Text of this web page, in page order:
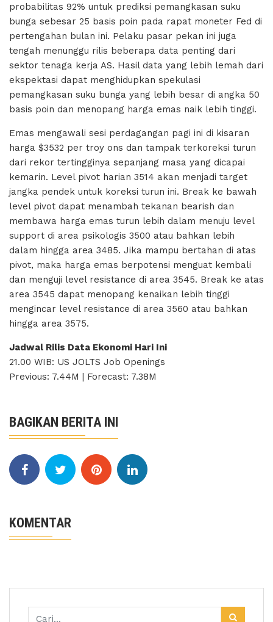
probabilitas 92% untuk prediksi pemangkasan suku
bunga sebesar 25 basis poin pada rapat moneter Fed di
pertengahan bulan ini. Pelaku pasar pekan ini juga
tengah menunggu rilis beberapa data penting dari
sektor tenaga kerja AS. Hasil data yang lebih lemah dari
ekspektasi dapat menghidupkan spekulasi
pemangkasan suku bunga yang lebih besar di angka 50
basis poin dan menopang harga emas naik lebih tinggi.
Emas mengawali sesi perdagangan pagi ini di kisaran
harga $3532 per troy ons dan tampak terkoreksi turun
dari rekor tertingginya sepanjang masa yang dicapai
kemarin. Level pivot harian 3514 akan menjadi target
jangka pendek untuk koreksi turun ini. Break ke bawah
level pivot dapat menambah tekanan bearish dan
membawa harga emas turun lebih dalam menuju level
support di area psikologis 3500 atau bahkan lebih
dalam hingga area 3485. Jika mampu bertahan di atas
pivot, maka harga emas berpotensi menguat kembali
dan menguji level resistance di area 3545. Break ke atas
area 3545 dapat menopang kenaikan lebih tinggi
mengincar level resistance di area 3560 atau bahkan
hingga area 3575.
Jadwal Rilis Data Ekonomi Hari Ini
21.00 WIB: US JOLTS Job Openings
Previous: 7.44M | Forecast: 7.38M
BAGIKAN BERITA INI
KOMENTAR